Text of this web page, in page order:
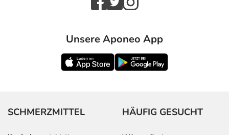
Unsere Aponeo App
SCHMERZMITTEL HÄUFIG GESUCHT